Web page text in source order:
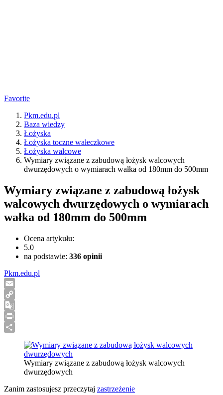
Favorite
Pkm.edu.pl
Baza wiedzy
Łożyska
Łożyska toczne wałeczkowe
Łożyska walcowe
Wymiary związane z zabudową łożysk walcowych
dwurzędowych o wymiarach wałka od 180mm do 500mm
Wymiary związane z zabudową łożysk
walcowych dwurzędowych o wymiarach
wałka od 180mm do 500mm
Ocena artykułu:
5.0
na podstawie: 336 opinii
Pkm.edu.pl
Email
Copy
Link
Google
Translate
Print
Wymiary związane z zabudową łożysk walcowych
dwurzędowych
Zanim zastosujesz przeczytaj zastrzeżenie